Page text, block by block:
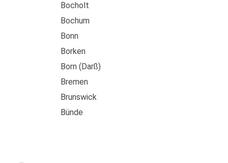
Bocholt
Bochum
Bonn
Borken
Born (Darß)
Bremen
Brunswick
Bünde